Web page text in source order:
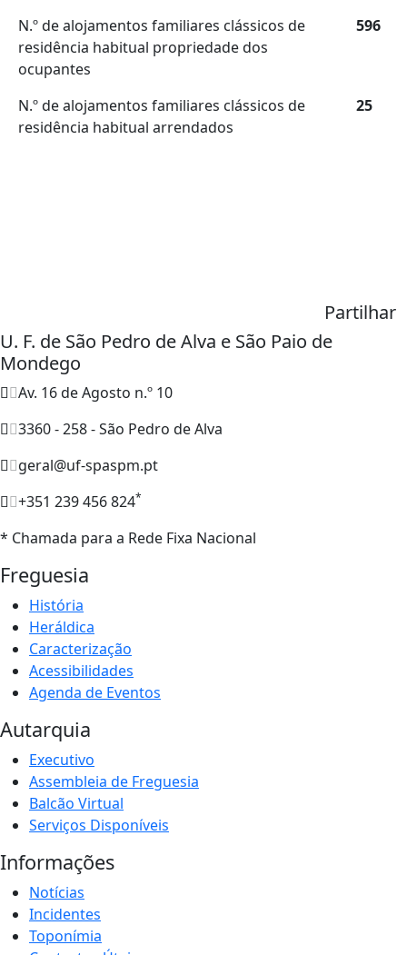
N.º de alojamentos familiares clássicos de
residência habitual propriedade dos
ocupantes
596
N.º de alojamentos familiares clássicos de
residência habitual arrendados
25
Partilhar
U. F. de São Pedro de Alva e São Paio de
Mondego
Av. 16 de Agosto n.º 10
3360 - 258 - São Pedro de Alva
geral@uf-spaspm.pt
+351 239 456 824*
* Chamada para a Rede Fixa Nacional
Freguesia
História
Heráldica
Caracterização
Acessibilidades
Agenda de Eventos
Autarquia
Executivo
Assembleia de Freguesia
Balcão Virtual
Serviços Disponíveis
Informações
Notícias
Incidentes
Toponímia